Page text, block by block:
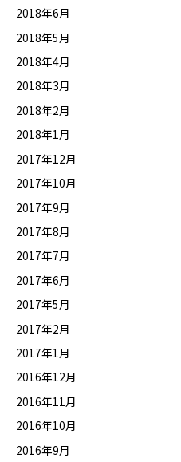
2018年6月
2018年5月
2018年4月
2018年3月
2018年2月
2018年1月
2017年12月
2017年10月
2017年9月
2017年8月
2017年7月
2017年6月
2017年5月
2017年2月
2017年1月
2016年12月
2016年11月
2016年10月
2016年9月